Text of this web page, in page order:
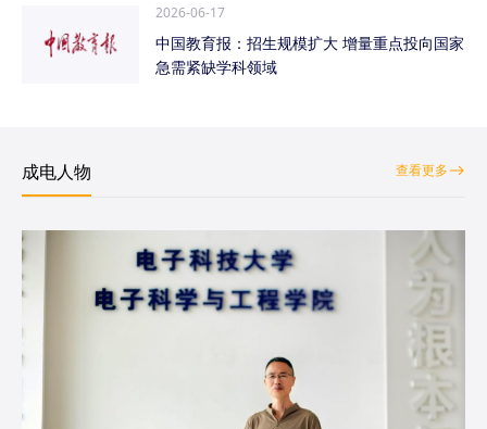
2026-06-17
中国教育报：招生规模扩大 增量重点投向国家
急需紧缺学科领域
成电人物 查看更多